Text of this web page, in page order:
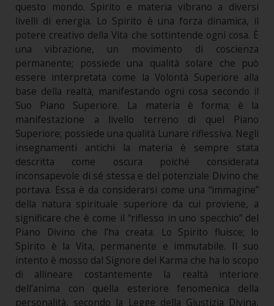
questo mondo. Spirito e materia vibrano a diversi
livelli di energia. Lo Spirito è una forza dinamica, il
potere creativo della Vita che sottintende ogni cosa. È
una vibrazione, un movimento di coscienza
permanente; possiede una qualità solare che può
essere interpretata come la Volontà Superiore alla
base della realtà, manifestando ogni cosa secondo il
Suo Piano Superiore. La materia è forma; è la
manifestazione a livello terreno di quel Piano
Superiore; possiede una qualità Lunare riflessiva. Negli
insegnamenti antichi la materia è sempre stata
descritta come oscura poiché considerata
inconsapevole di sé stessa e del potenziale Divino che
portava. Essa è da considerarsi come una “immagine”
della natura spirituale superiore da cui proviene, a
significare che è come il “riflesso in uno specchio” del
Piano Divino che l’ha creata. Lo Spirito fluisce; lo
Spirito è la Vita, permanente e immutabile. Il suo
intento è mosso dal Signore del Karma che ha lo scopo
di allineare costantemente la realtà interiore
dell’anima con quella esteriore fenomenica della
personalità, secondo la Legge della Giustizia Divina,